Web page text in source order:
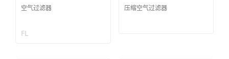
空气过滤器
FL
压缩空气过滤器